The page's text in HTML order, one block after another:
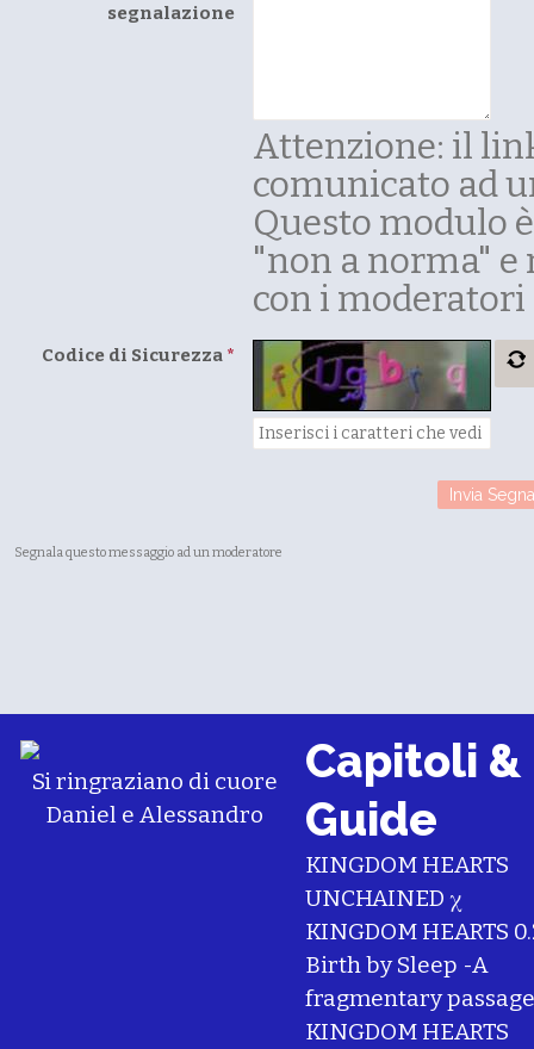
segnalazione
Attenzione: il
comunicato ad
Questo modulo
"non a norma" e
con i
Codice di Sicurezza *
Segnala questo messaggio ad un moderatore
Si ringraziano di cuore
Daniel e Alessandro
Capitoli &
Guide
KINGDOM HEARTS
UNCHAINED χ
KINGDOM HEARTS
Birth by Sleep -A
fragmentary
KINGDOM HEARTS